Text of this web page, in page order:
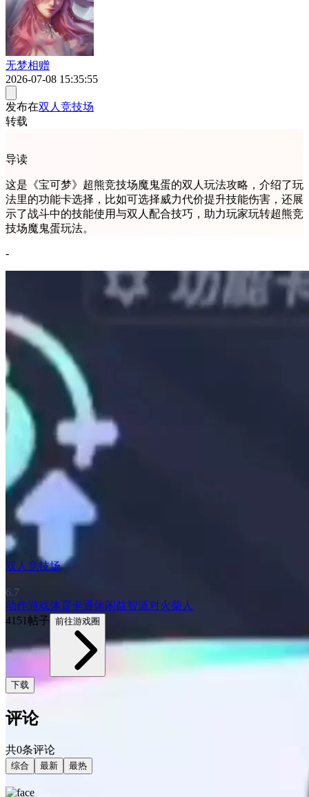
无梦相赠
2026-07-08 15:35:55
发布在双人竞技场
转载
导读
这是《宝可梦》超熊竞技场魔鬼蛋的双人玩法攻略，介绍了玩
法里的功能卡选择，比如可选择威力代价提升技能伤害，还展
示了战斗中的技能使用与双人配合技巧，助力玩家玩转超熊竞
技场魔鬼蛋玩法。
-
双人竞技场
6.7
动作游戏体育卡通休闲益智派对火柴人
4151帖子 前往游戏圈
下载
评论
共0条评论
综合 最新 最热